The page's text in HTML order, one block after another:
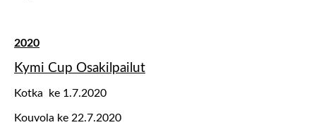
2020
Kymi Cup Osakilpailut
Kotka ke 1.7.2020
Kouvola ke 22.7.2020